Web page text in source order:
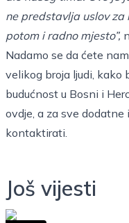
ne predstavlja uslov
potom i radno mjesto”,
Nadamo se da ćete
velikog broja ljudi, kako
budućnost u Bosni i
ovdje, a za sve dodatne
kontaktirati.
Još vijesti